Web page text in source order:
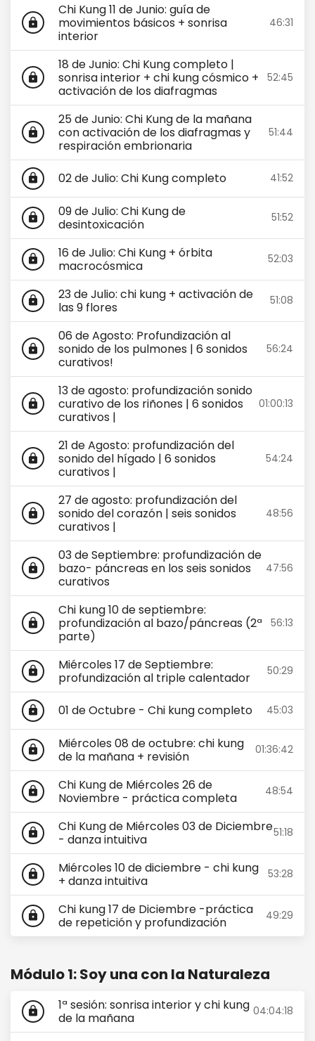
lock
Chi Kung 11 de Junio: guía de
movimientos básicos + sonrisa
interior
46:31
lock
18 de Junio: Chi Kung completo |
sonrisa interior + chi kung cósmico +
activación de los diafragmas
52:45
lock
25 de Junio: Chi Kung de la mañana
con activación de los diafragmas y
respiración embrionaria
51:44
lock 02 de Julio: Chi Kung completo 41:52
lock
09 de Julio: Chi Kung de
desintoxicación
51:52
lock
16 de Julio: Chi Kung + órbita
macrocósmica
52:03
lock
23 de Julio: chi kung + activación de
las 9 flores
51:08
lock
06 de Agosto: Profundización al
sonido de los pulmones | 6 sonidos
curativos!
56:24
lock
13 de agosto: profundización sonido
curativo de los riñones | 6 sonidos
curativos |
01:00:13
lock
21 de Agosto: profundización del
sonido del hígado | 6 sonidos
curativos |
54:24
lock
27 de agosto: profundización del
sonido del corazón | seis sonidos
curativos |
48:56
lock
03 de Septiembre: profundización de
bazo- páncreas en los seis sonidos
curativos
47:56
lock
Chi kung 10 de septiembre:
profundización al bazo/páncreas (2ª
parte)
56:13
lock
Miércoles 17 de Septiembre:
profundización al triple calentador
50:29
lock 01 de Octubre - Chi kung completo 45:03
lock
Miércoles 08 de octubre: chi kung
de la mañana + revisión
01:36:42
lock
Chi Kung de Miércoles 26 de
Noviembre - práctica completa
48:54
lock
Chi Kung de Miércoles 03 de Diciembre
- danza intuitiva
51:18
lock
Miércoles 10 de diciembre - chi kung
+ danza intuitiva
53:28
lock
Chi kung 17 de Diciembre -práctica
de repetición y profundización
49:29
Módulo 1: Soy una con la Naturaleza
lock
1ª sesión: sonrisa interior y chi kung
de la mañana
04:04:18